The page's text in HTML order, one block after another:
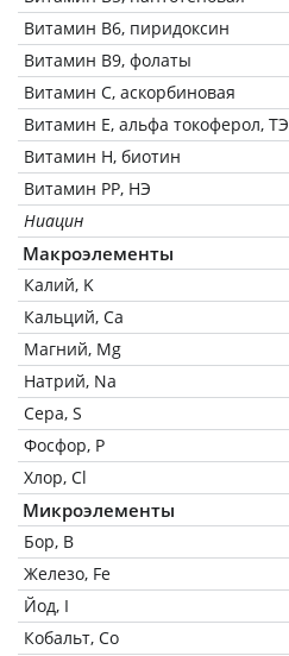
Витамин В6, пиридоксин
Витамин В9, фолаты
Витамин C, аскорбиновая
Витамин Е, альфа токоферол, ТЭ
Витамин Н, биотин
Витамин РР, НЭ
Ниацин
Макроэлементы
Калий, K
Кальций, Ca
Магний, Mg
Натрий, Na
Сера, S
Фосфор, P
Хлор, Cl
Микроэлементы
Бор, B
Железо, Fe
Йод, I
Кобальт, Co